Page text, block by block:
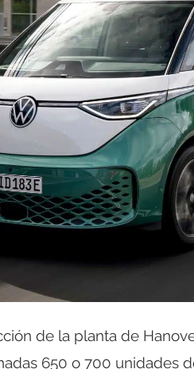
de la planta de
650 o 700 unidades